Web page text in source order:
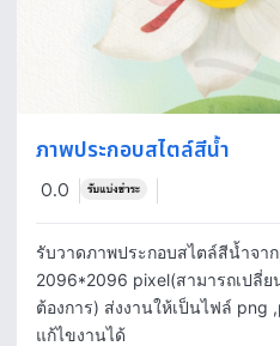
ภาพประกอบสไตล์สีน้ำ
0.0
รับวาดภาพประกอบสไตล์สีน้ำจา
2096*2096 pixel(สามารถเปลี่
ต้องการ) ส่งงานให้เป็นไฟล์ png
แก้ไขงานได้